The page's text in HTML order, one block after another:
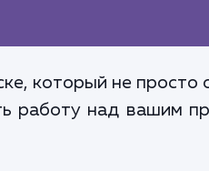
который не просто
работу над вашим